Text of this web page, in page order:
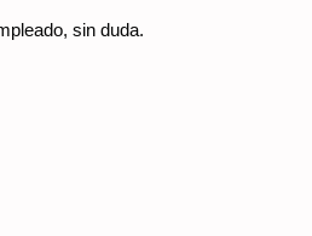
sin duda.